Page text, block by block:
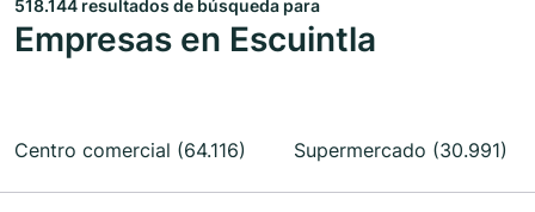
518.144 resultados de búsqueda para
Empresas en Escuintla
Centro comercial (64.116) Supermercado (30.991)